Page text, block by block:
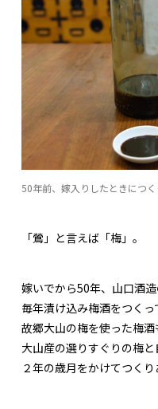
50年前、嫁入りしたときにつく
「鶯」と言えば「梅」。
嫁いでから50年、山口酒
毎年漬け込み梅酒をつくっ
故郷大山の梅を使った梅酒
大山産の選りすぐりの梅と
２年の歳月をかけてつくり